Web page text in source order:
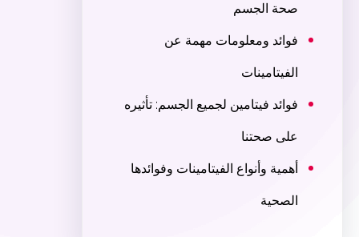
صحة الجسم
فوائد ومعلومات مهمة عن
الفيتامينات
فوائد فيتامين لجميع الجسم: تأثيره
على صحتنا
أهمية وأنواع الفيتامينات وفوائدها
الصحية